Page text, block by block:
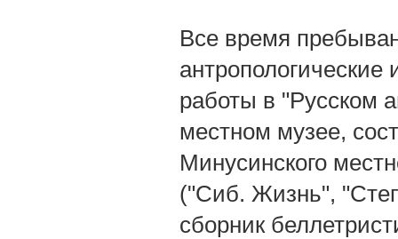
Все время
антропологические
работы в "Русском
местном музее,
Минусинского
("Сиб. Жизнь",
сборник